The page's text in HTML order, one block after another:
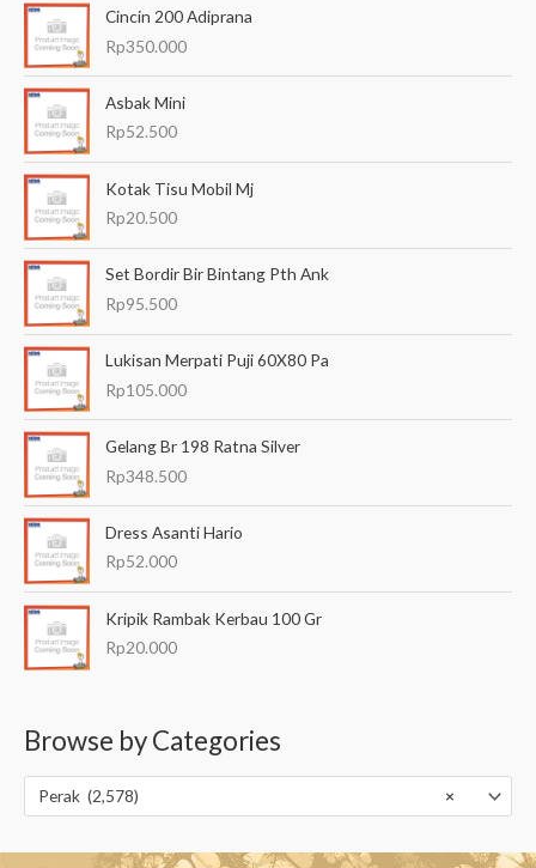
n
u
Cincin 200 Adiprana
Rp350.000
Asbak Mini
Rp52.500
Kotak Tisu Mobil Mj
Rp20.500
Set Bordir Bir Bintang Pth Ank
Rp95.500
Lukisan Merpati Puji 60X80 Pa
Rp105.000
Gelang Br 198 Ratna Silver
Rp348.500
Dress Asanti Hario
Rp52.000
Kripik Rambak Kerbau 100 Gr
Rp20.000
Browse by Categories
×
Perak (2,578)